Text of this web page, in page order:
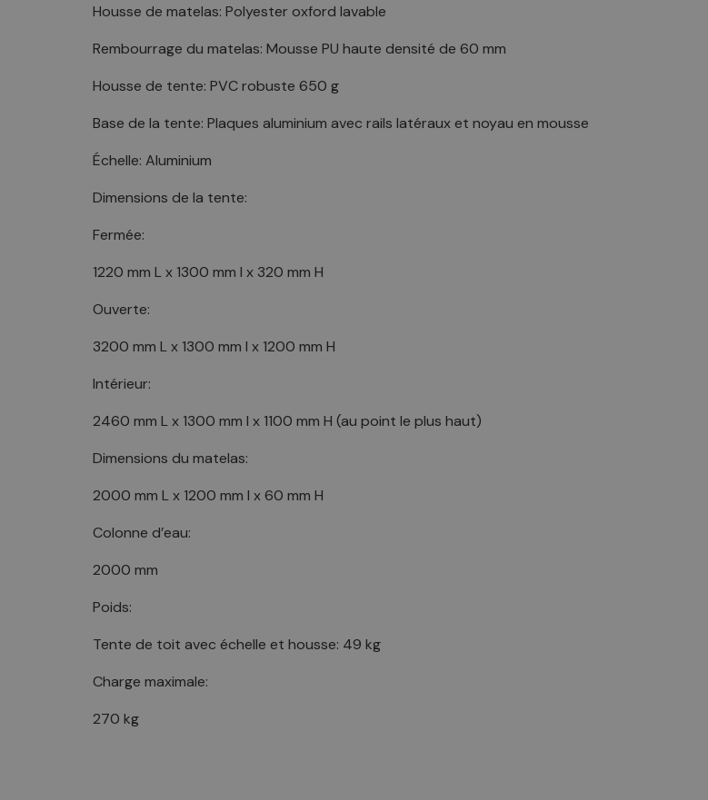
Housse de matelas: Polyester oxford lavable
Rembourrage du matelas: Mousse PU haute densité de 60 mm
Housse de tente: PVC robuste 650 g
Base de la tente: Plaques aluminium avec rails latéraux et noyau en mousse
Échelle: Aluminium
Dimensions de la tente:
Fermée:
1220 mm L x 1300 mm l x 320 mm H
Ouverte:
3200 mm L x 1300 mm l x 1200 mm H
Intérieur:
2460 mm L x 1300 mm l x 1100 mm H (au point le plus haut)
Dimensions du matelas:
2000 mm L x 1200 mm l x 60 mm H
Colonne d’eau:
2000 mm
Poids:
Tente de toit avec échelle et housse: 49 kg
Charge maximale:
270 kg